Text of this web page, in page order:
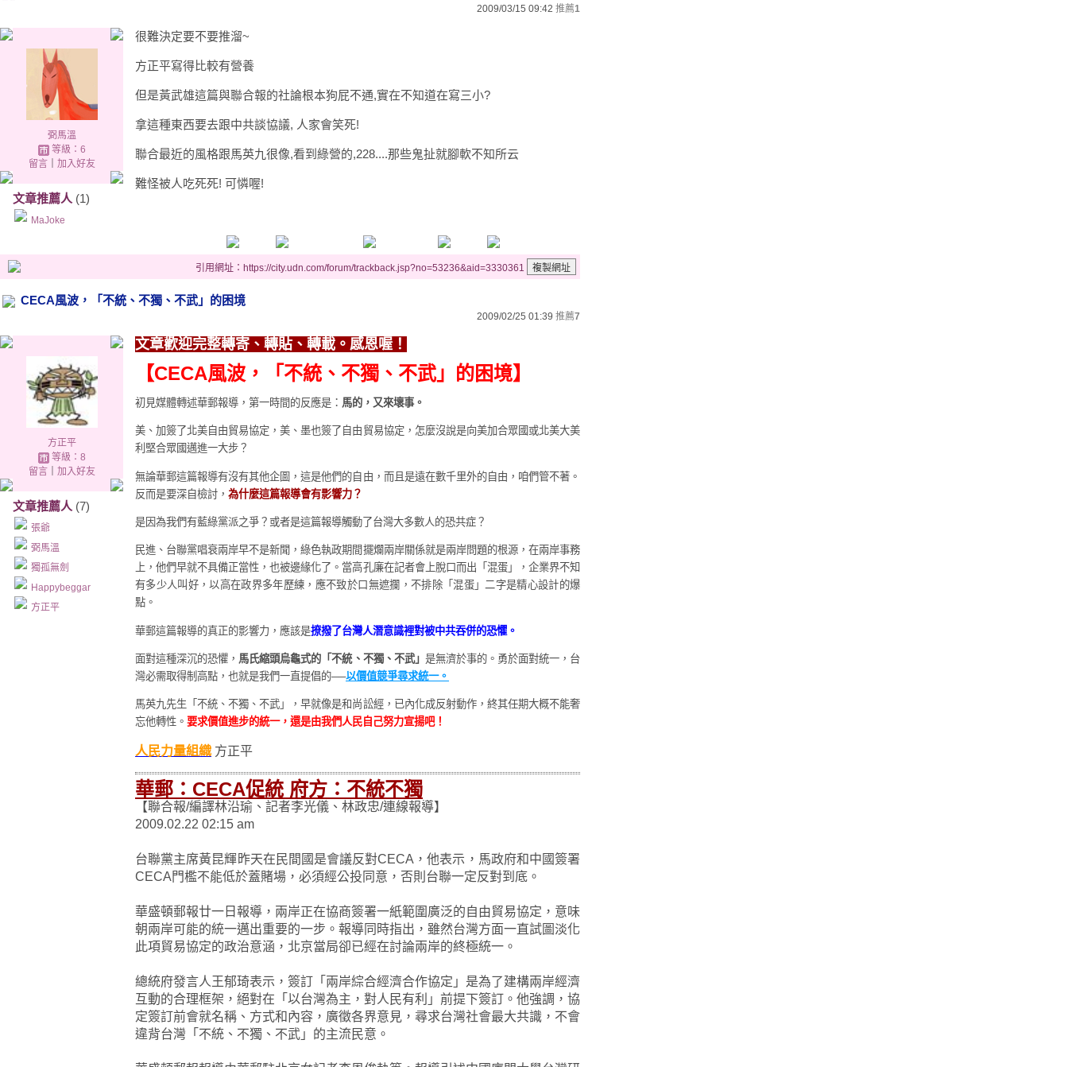
2009/03/15 09:42 推薦1
弼馬溫
等級：6
留言｜ 加入好友
文章推薦人 (1)
MaJoke
很難決定要不要推溜~
方正平寫得比較有營養
但是黃武雄這篇與聯合報的社論根本狗屁不通,實在不知道在寫三小?
拿這種東西要去跟中共談協議, 人家會笑死!
聯合最近的風格跟馬英九很像,看到綠營的,228....那些鬼扯就腳軟不知所云
難怪被人吃死死! 可憐喔!
引用網址：https://city.udn.com/forum/trackback.jsp?no=53236&aid=3330361
CECA風波，「不統、不獨、不武」的困境
2009/02/25 01:39 推薦7
方正平
等級：8
留言｜ 加入好友
文章推薦人 (7)
張爺
弼馬溫
獨孤無劍
Happybeggar
方正平
文章歡迎完整轉寄、轉貼、轉載。感恩喔！
【CECA風波，「不統、不獨、不武」的困境】
初見媒體轉述華郵報導，第一時間的反應是： 馬的，又來壞事。
美、加簽了北美自由貿易協定，美、墨也簽了自由貿易協定，怎麼沒說是向美加合眾國或北美大美
利堅合眾國邁進一大步？
無論華郵這篇報導有沒有其他企圖，這是他們的自由，而且是遠在數千里外的自由，咱們管不著。
反而是要深自檢討， 為什麼這篇報導會有影響力？
是因為我們有藍綠黨派之爭？或者是這篇報導觸動了台灣大多數人的恐共症？
民進、台聯黨唱衰兩岸早不是新聞，綠色執政期間擺爛兩岸關係就是兩岸問題的根源，在兩岸事務
上，他們早就不具備正當性，也被邊緣化了。當高孔廉在記者會上脫口而出「混蛋」，企業界不知
有多少人叫好，以高在政界多年歷練，應不致於口無遮攔，不排除「混蛋」二字是精心設計的爆
點。
華郵這篇報導的真正的影響力，應該是撩撥了台灣人潛意識裡對被中共吞併的恐懼。
面對這種深沉的恐懼， 馬氏縮頭烏龜式的「不統、不獨、不武」 是無濟於事的。勇於面對統一，台
灣必需取得制高點，也就是我們一直提倡的──以價值競爭尋求統一。
馬英九先生「不統、不獨、不武」，早就像是和尚訟經，已內化成反射動作，終其任期大概不能奢
忘他轉性。 要求價值進步的統一，還是由我們人民自己努力宣揚吧！
人民力量組織 方正平
華郵：CECA促統 府方：不統不獨
【聯合報/編譯林沿瑜、記者李光儀、林政忠/連線報導】
2009.02.22 02:15 am
台聯黨主席黃昆輝昨天在民間國是會議反對CECA，他表示，馬政府和中國簽署
CECA門檻不能低於蓋賭場，必須經公投同意，否則台聯一定反對到底。
華盛頓郵報廿一日報導，兩岸正在協商簽署一紙範圍廣泛的自由貿易協定，意味
朝兩岸可能的統一邁出重要的一步。報導同時指出，雖然台灣方面一直試圖淡化
此項貿易協定的政治意涵，北京當局卻已經在討論兩岸的終極統一。
總統府發言人王郁琦表示，簽訂「兩岸綜合經濟合作協定」是為了建構兩岸經濟
互動的合理框架，絕對在「以台灣為主，對人民有利」前提下簽訂。他強調，協
定簽訂前會就名稱、方式和內容，廣徵各界意見，尋求台灣社會最大共識，不會
違背台灣「不統、不獨、不武」的主流民意。